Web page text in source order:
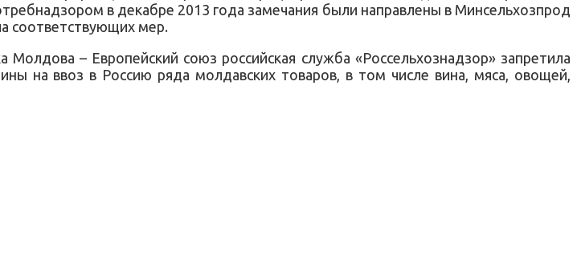
в декабре 2013 года замечания были направлены в Минсельхозпрод
соответствующих мер.
– Европейский союз российская служба «Россельхознадзор» запретила
на ввоз в Россию ряда молдавских товаров, в том числе вина, мяса, овощей,